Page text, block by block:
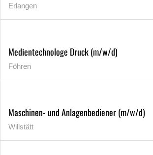
Erlangen
Medientechnologe Druck (m/w/d)
Föhren
Maschinen- und Anlagenbediener (m/w/d)
Willstätt